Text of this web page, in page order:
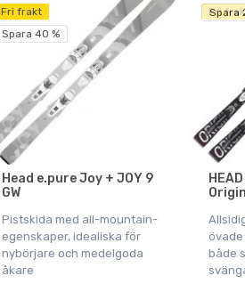
Fri frakt
Spara 40 %
Head e.pure Joy + JOY 9
GW
Pistskida med all-mountain-
egenskaper, idealiska för
nybörjare och medelgoda
åkare
Fri
Spara
både